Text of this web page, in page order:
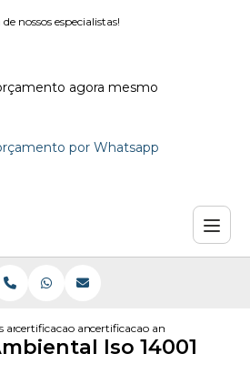
nossos especialistas!
agora mesmo
por Whatsapp
ambientais
certificacao ambiental iso 14001
certificacao ambiental iso
Iso 14001